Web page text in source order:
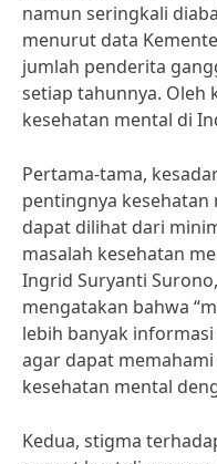
namun seringkali
menurut data
jumlah penderita
setiap tahunnya. Oleh
kesehatan mental di
Pertama-tama,
pentingnya kesehatan
dapat dilihat dari
masalah kesehatan
Ingrid Suryanti
mengatakan bahwa
lebih banyak
agar dapat
kesehatan mental
Kedua, stigma